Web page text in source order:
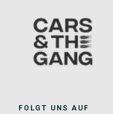
FOLGT UNS AUF